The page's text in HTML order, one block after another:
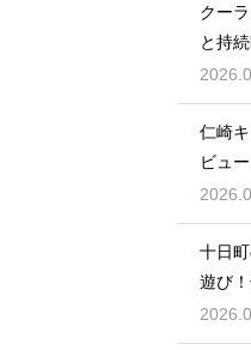
クー
と持
抜群に
仁崎
ビュ
なのか
十日
遊び
ィビテ